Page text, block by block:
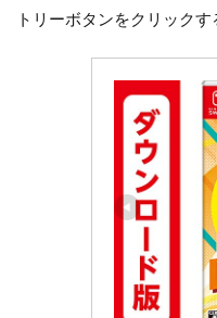
トリーボタンをクリックす